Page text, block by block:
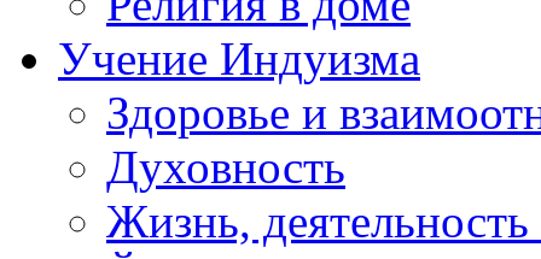
Учение Индуизма
Здоровье и
Духовность
Жизнь, деятельность